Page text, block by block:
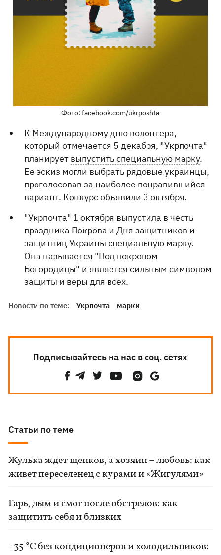
Фото: facebook.com/ukrposhta
К Международному дню волонтера,
который отмечается 5 декабря, "Укрпочта"
планирует выпустить специальную марку.
Ее эскиз могли выбрать рядовые украинцы,
проголосовав за наиболее понравившийся
вариант. Конкурс объявили 3 октября.
"Укрпочта" 1 октября выпустила в честь
праздника Покрова и Дня защитников и
защитниц Украиныспециальную марку.
Она называется "Под покровом
Богородицы" и является сильным символом
защиты и веры для всех.
Новости по теме: Укрпочта марки
Подписывайтесь на нас в соц. сетях
Статьи по теме
Жулька ждет щенков, а хозяин – любовь: как
живет переселенец с курами и «Жигулями»
Гарь, дым и смог после обстрелов: как
защитить себя и близких
+35 °C без кондиционеров и холодильников: